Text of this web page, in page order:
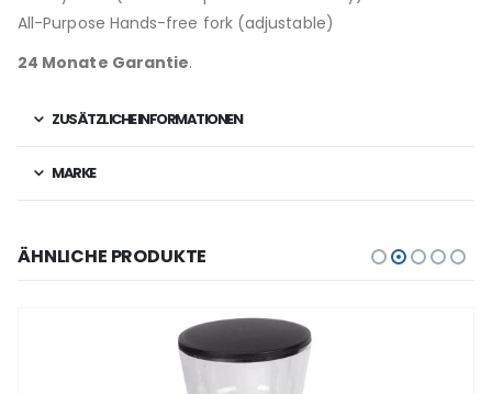
All-Purpose Hands-free fork (adjustable)
24 Monate Garantie.
ZUSÄTZLICHE INFORMATIONEN
MARKE
ÄHNLICHE PRODUKTE